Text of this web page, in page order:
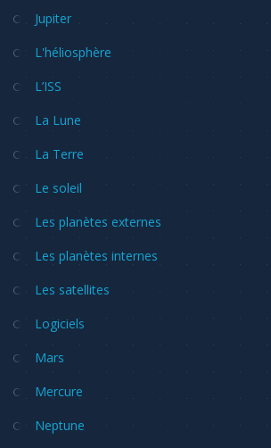
Jupiter
L'héliosphère
L’ISS
La Lune
La Terre
Le soleil
Les planètes externes
Les planètes internes
Les satellites
Logiciels
Mars
Mercure
Neptune